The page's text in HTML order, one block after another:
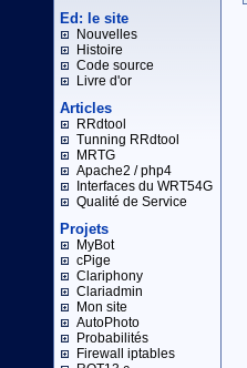
Ed: le site
Nouvelles
Histoire
Code source
Livre d'or
Articles
RRdtool
Tunning RRdtool
MRTG
Apache2 / php4
Interfaces du WRT54G
Qualité de Service
Projets
MyBot
cPige
Clariphony
Clariadmin
Mon site
AutoPhoto
Probabilités
Firewall iptables